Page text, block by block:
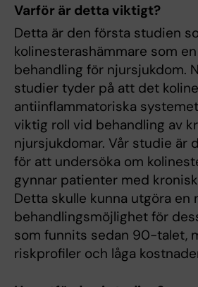
Varför är detta viktigt?
Detta är den första studien
kolinesterashämmare som
behandling för njursjukdom.
studier tyder på att det
antiinflammatoriska
viktig roll vid behandling av
njursjukdomar. Vår studie är
för att undersöka om
gynnar patienter med
Detta skulle kunna utgöra en
behandlingsmöjlighet för
som funnits sedan 90-talet,
riskprofiler och låga